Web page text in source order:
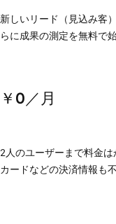
新しいリード（見込み客
らに成果の測定を無料で
￥0／月
2人のユーザーまで料金
カードなどの決済情報も不